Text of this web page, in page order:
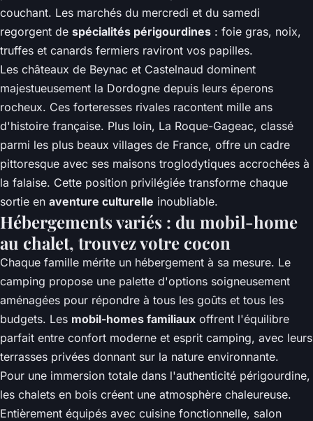
couchant. Les marchés du mercredi et du samedi
regorgent de spécialités périgourdines : foie gras, noix,
truffes et canards fermiers raviront vos papilles.
Les châteaux de Beynac et Castelnaud dominent
majestueusement la Dordogne depuis leurs éperons
rocheux. Ces forteresses rivales racontent mille ans
d'histoire française. Plus loin, La Roque-Gageac, classé
parmi les plus beaux villages de France, offre un cadre
pittoresque avec ses maisons troglodytiques accrochées à
la falaise. Cette position privilégiée transforme chaque
sortie en aventure culturelle inoubliable.
Hébergements variés : du mobil-home
au chalet, trouvez votre cocon
Chaque famille mérite un hébergement à sa mesure. Le
camping propose une palette d'options soigneusement
aménagées pour répondre à tous les goûts et tous les
budgets. Les mobil-homes familiaux offrent l'équilibre
parfait entre confort moderne et esprit camping, avec leurs
terrasses privées donnant sur la nature environnante.
Pour une immersion totale dans l'authenticité périgourdine,
les chalets en bois créent une atmosphère chaleureuse.
Entièrement équipés avec cuisine fonctionnelle, salon